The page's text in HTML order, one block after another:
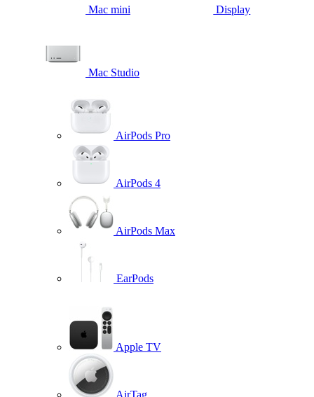
Mac mini Display
Mac Studio
AirPods Pro
AirPods 4
AirPods Max
EarPods
Apple TV